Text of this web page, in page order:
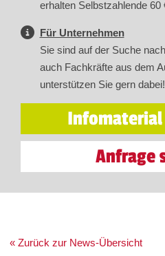
erhalten Selbstzahlende
Für Unternehmen
Sie sind auf der Suche
auch Fachkräfte aus dem
unterstützen Sie gern dabei!
Anfrage
« Zurück zur News-Übersicht